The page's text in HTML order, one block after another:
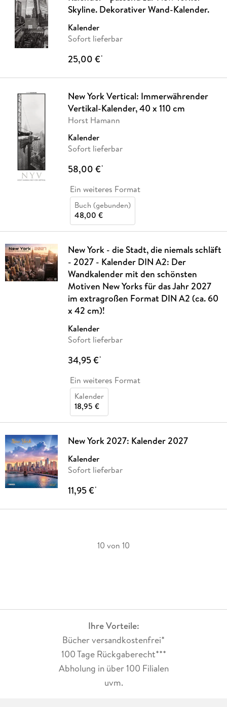
Skyline. Dekorativer Wand-Kalender.
Kalender
Sofort lieferbar
25,00 €*
New York Vertical: Immerwährender
Vertikal-Kalender, 40 x 110 cm
Horst Hamann
Kalender
Sofort lieferbar
58,00 €*
Ein weiteres Format
Buch (gebunden)
48,00 €
New York - die Stadt, die niemals schläft
- 2027 - Kalender DIN A2: Der
Wandkalender mit den schönsten
Motiven New Yorks für das Jahr 2027
im extragroßen Format DIN A2 (ca. 60
x 42 cm)!
Kalender
Sofort lieferbar
34,95 €*
Ein weiteres Format
Kalender
18,95 €
New York 2027: Kalender 2027
Kalender
Sofort lieferbar
11,95 €*
10 von 10
Ihre Vorteile:
Bücher versandkostenfrei*
100 Tage Rückgaberecht***
Abholung in über 100 Filialen
uvm.